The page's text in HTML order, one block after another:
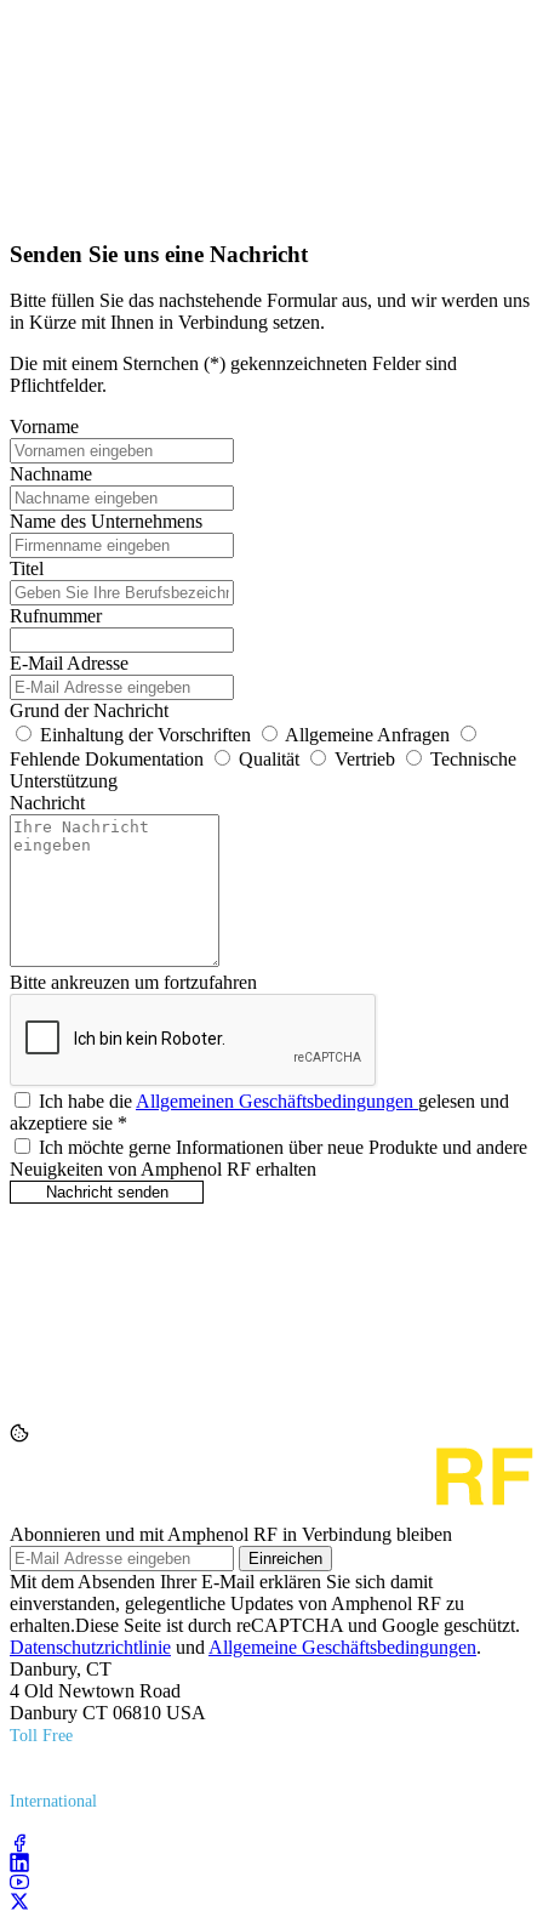
Senden Sie uns eine Nachricht
Bitte füllen Sie das nachstehende Formular aus, und wir werden uns
in Kürze mit Ihnen in Verbindung setzen.
Die mit einem Sternchen (*) gekennzeichneten Felder sind
Pflichtfelder.
Vorname
Nachname
Name des Unternehmens
Titel
Rufnummer
E-Mail Adresse
Grund der Nachricht
Einhaltung der Vorschriften
Allgemeine Anfragen
Fehlende Dokumentation
Qualität Vertrieb
Technische
Unterstützung
Nachricht
Bitte ankreuzen um fortzufahren
Ich habe die Allgemeinen Geschäftsbedingungen gelesen und
akzeptiere sie *
Ich möchte gerne Informationen über neue Produkte und andere
Neuigkeiten von Amphenol RF erhalten
Abonnieren und mit Amphenol RF in Verbindung bleiben
Einreichen
Mit dem Absenden Ihrer E-Mail erklären Sie sich damit
einverstanden, gelegentliche Updates von Amphenol RF zu
erhalten.Diese Seite ist durch reCAPTCHA und Google geschützt.
Datenschutzrichtlinie und Allgemeine Geschäftsbedingungen.
Danbury, CT
4 Old Newtown Road
Danbury CT 06810 USA
Toll Free
International